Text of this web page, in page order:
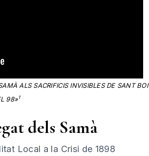
ALS SACRIFICIS INVISIBLES DE SANT BOI
98»1
dels Samà
Local a la Crisi de 1898